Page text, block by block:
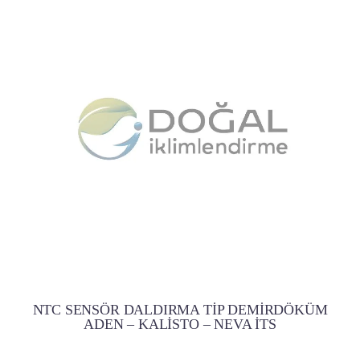
NTC SENSÖR DALDIRMA TİP DEMİRDÖKÜM
ADEN – KALİSTO – NEVA İTS